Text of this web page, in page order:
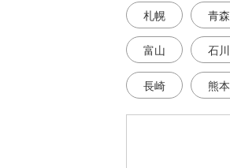
札幌
青森
富山 石川
長崎 熊本